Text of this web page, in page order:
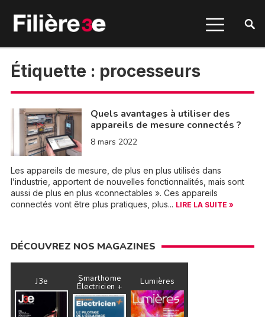
Étiquette : processeurs
Quels avantages à utiliser des
appareils de mesure connectés ?
8 mars 2022
Les appareils de mesure, de plus en plus utilisés dans
l’industrie, apportent de nouvelles fonctionnalités, mais sont
aussi de plus en plus «connectables ». Ces appareils
connectés vont être plus pratiques, plus... LIRE LA SUITE »
DÉCOUVREZ NOS MAGAZINES
J3e Smarthome
Électricien + Lumières